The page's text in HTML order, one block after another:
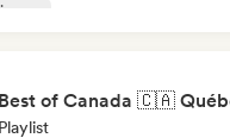
pop
Playlist